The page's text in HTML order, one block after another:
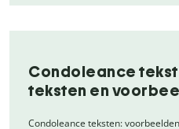
Condoleance
teksten en
Condoleance teksten: